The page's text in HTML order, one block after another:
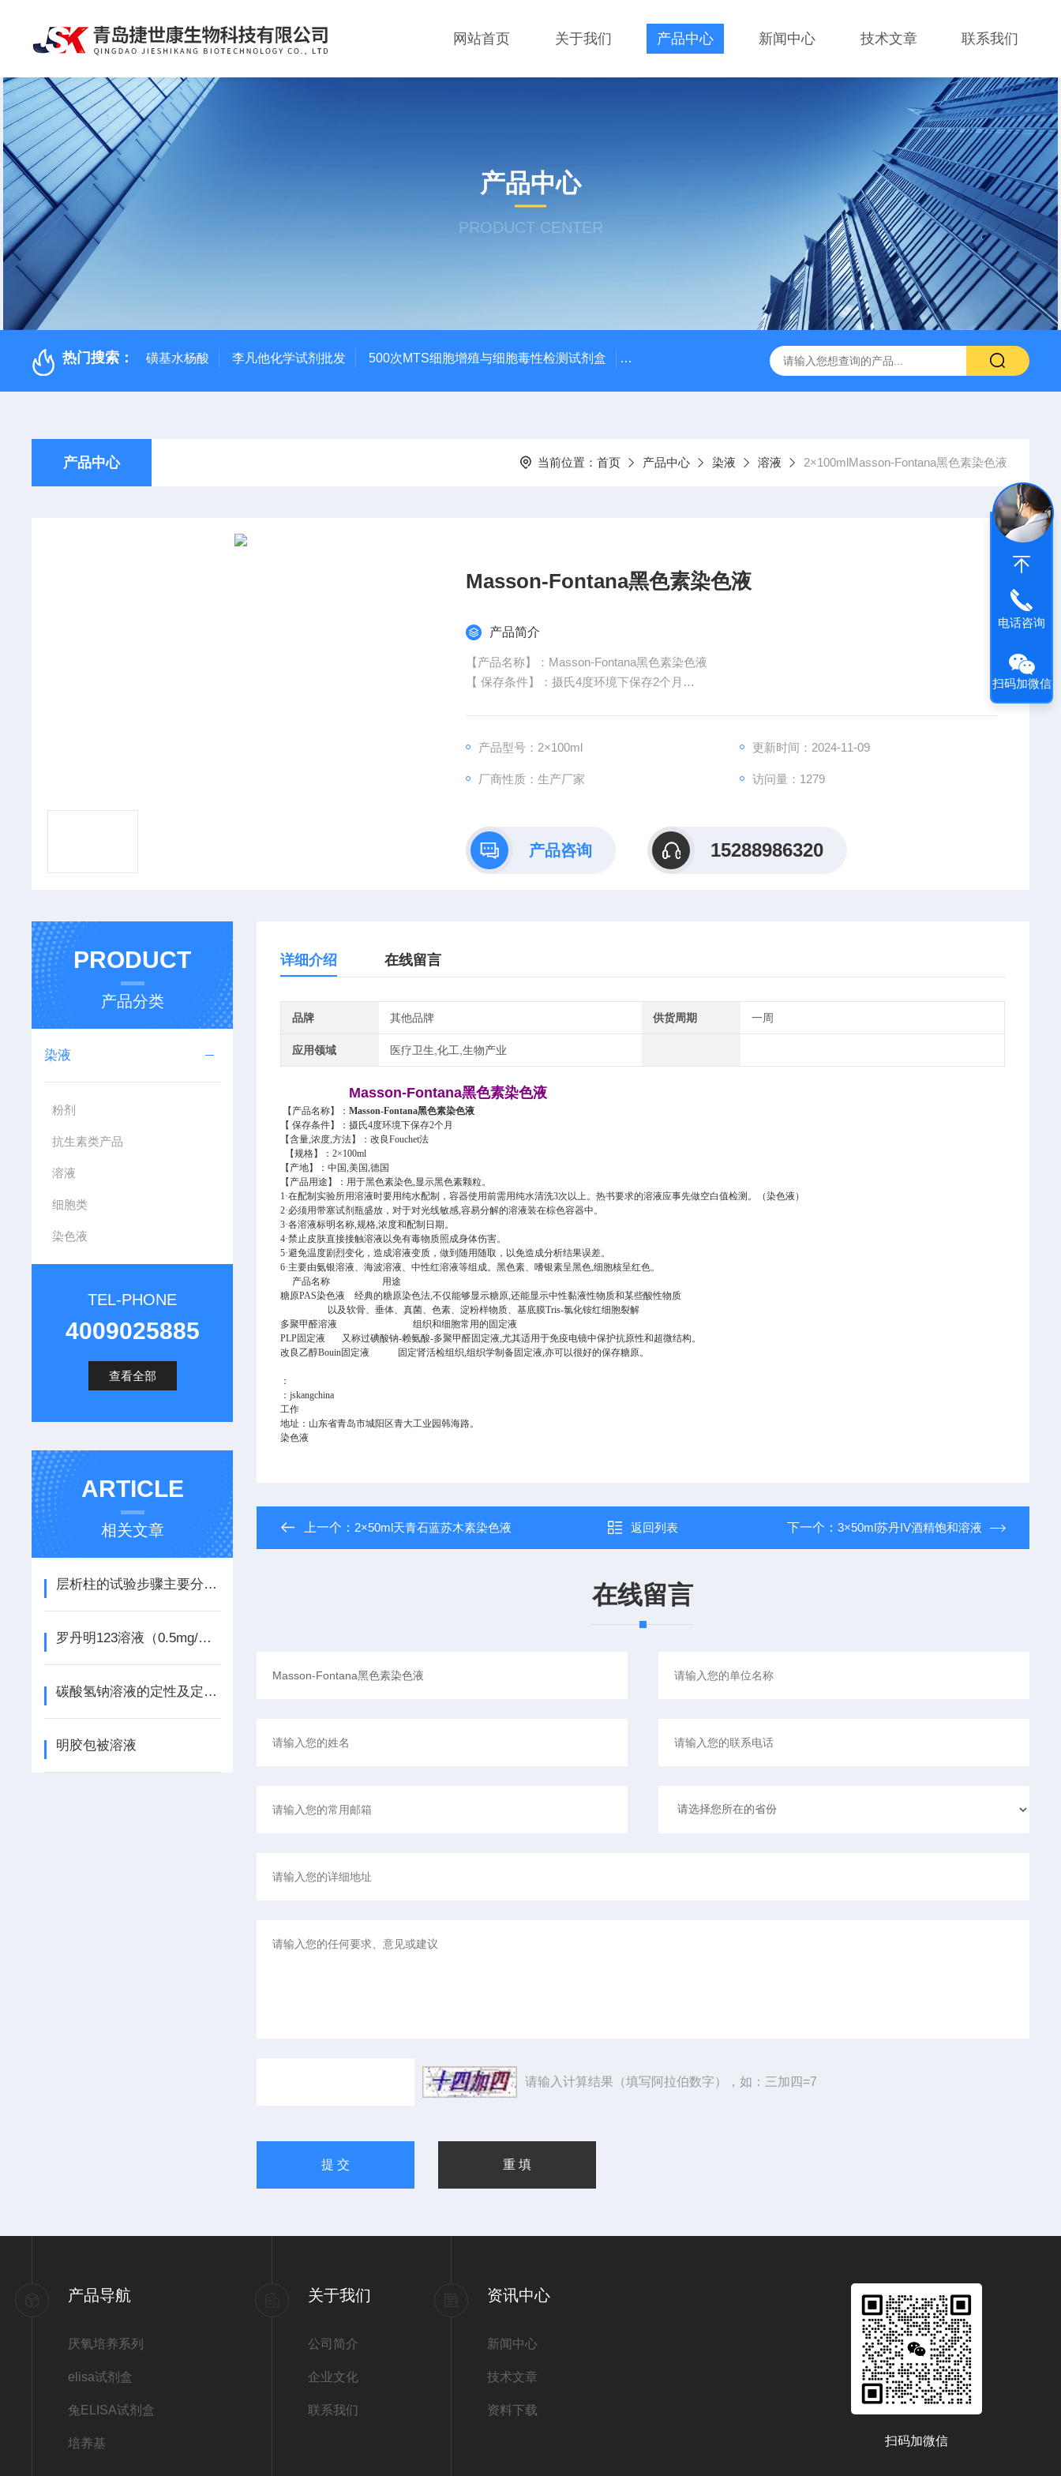
网站首页 关于我们 产品中心 新闻中心 技术文章 联系我们
产品中心
PRODUCT CENTER
热门搜索： 磺基水杨酸 李凡他化学试剂批发 500次MTS细胞增殖与细胞毒性检测试剂盒 48t/96t国产ELISA试剂盒,免费代测
产品中心 当前位置： 首页 产品中心 染液 溶液 2×100mlMasson-Fontana黑色素染色液
Masson-Fontana黑色素染色液
产品简介
【产品名称】：Masson-Fontana黑色素染色液
【 保存条件】：摄氏4度环境下保存2个月
【产地】：中国,美国,德国
产品型号：2×100ml 更新时间：2024-11-09
厂商性质：生产厂家 访问量：1279
产品咨询 15288986320
详细介绍 在线留言
品牌 其他品牌 供货周期 一周
应用领域 医疗卫生,化工,生物产业
Masson-Fontana黑色素染色液
【产品名称】：Masson-Fontana黑色素染色液
【 保存条件】
：摄氏4度环境下保存2个月
【含量,浓度,方法】：改良Fouchet法
【规格】：2×100ml
【产地】：中国,美国,德国
【产品用途】： 用于黑色素染色,显示黑色素颗粒。
1·在配制实验所用溶液时要用纯水配制，容器使用前需用纯水清洗3次以上。热书要求的溶液应事先做空白值检测。
（染色液）
2·必须用带塞试剂瓶盛放，对于对光线敏感,容易分解的溶液装在棕色容器中。
3·各溶液标明名称,规格,浓度和配制日期。
4·禁止皮肤直接接触溶液以免有毒物质照成身体伤害。
5·避免温度剧烈变化，造成溶液变质，做到随用随取，以免造成分析结果误差。
6·主要由氨银溶液、海波溶液、中性红溶液等组成。黑色素、嗜银素呈黑色,细胞核呈红色。
产品名称
用途
糖原PAS染色液经典的糖原染色法,不仅能够显示糖原,还能显示中性黏液性物质和某些酸性物质
以及软骨、垂体、真菌、色素、淀粉样物质、基底膜Tris-氯化铵红细胞裂解
多聚甲醛溶液 组织和细胞常用的固定液
PLP固定液 又称过碘酸钠-赖氨酸-多聚甲醛固定液,尤其适用于免疫电镜中保护抗原性和超微结构。
改良乙醇Bouin固定液 固定肾活检组织,组织学制备固定液,亦可以很好的保存糖原。
：
：jskangchina
工作
地址：山东省青岛市城阳区青大工业园韩海路。
染色液
上一个： 2×50ml天青石蓝苏木素染色液 返回列表 下一个： 3×50ml苏丹IV酒精饱和溶液
在线留言
请输入计算结果（填写阿拉伯数字），如：三加四=7
PRODUCT
产品分类
染液
粉剂
抗生素类产品
溶液
细胞类
染色液
TEL-PHONE
4009025885
查看全部
ARTICLE
相关文章
层析柱的试验步骤主要分为五步
罗丹明123溶液（0.5mg/ml）说明书
碳酸氢钠溶液的定性及定量分析过程
明胶包被溶液
产品导航
厌氧培养系列
elisa试剂盒
兔ELISA试剂盒
培养基
关于我们
公司简介
企业文化
联系我们
资讯中心
新闻中心
技术文章
资料下载
扫码加微信
电话咨询
扫码加微信